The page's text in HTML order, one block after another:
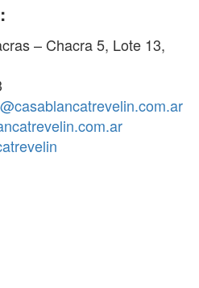
– Chacra 5, Lote 13,